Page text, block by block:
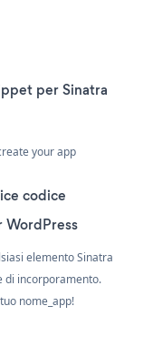
per Sinatra
your app
codice
elemento Sinatra
di incorporamento.
nome_app!